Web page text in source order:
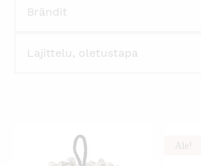
KATSO PIKANÄKYMÄ Ale!